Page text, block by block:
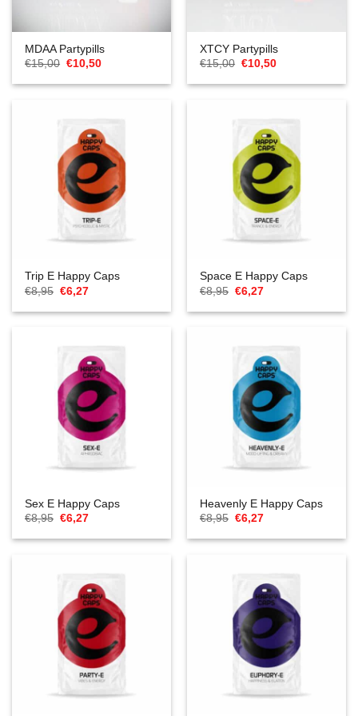
MDAA Partypills
€15,00 Oorspronkelijke
was:
€10,50Huidige
is:
XTCY Partypills
€15,00 Oorspronkelijke
was:
€10,50Huidige
is:
Trip E Happy Caps
€8,95 Oorspronkelijke
prijs
was:
€6,27Huidige
is:
Space E Happy Caps
€8,95 Oorspronkelijke
prijs
was:
€6,27Huidige
is:
Sex E Happy Caps
€8,95 Oorspronkelijke
was:
€6,27Huidige
is:
Heavenly E Happy Caps
€8,95 Oorspronkelijke
was:
€6,27Huidige
is: